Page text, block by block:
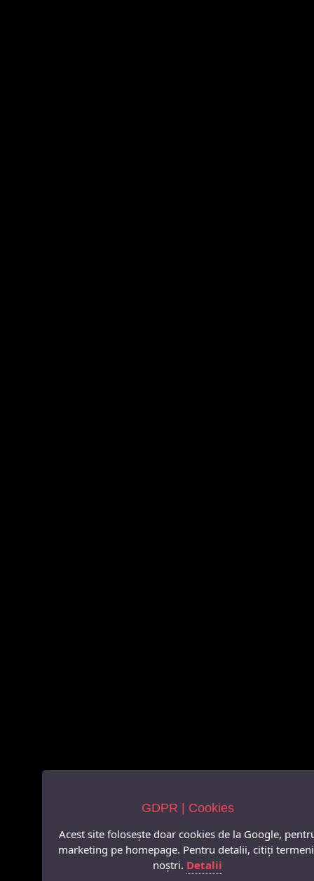
GDPR | Cookies
Acest site folosește doar cookies de la Google,
marketing pe homepage. Pentru detalii, citiți
noștri. Detalii